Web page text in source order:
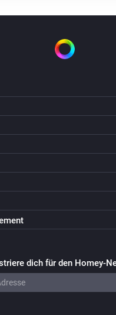
dich für den Homey-